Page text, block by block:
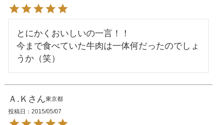
とにかくおいしいの一言！！
今まで食べていた牛肉は一体何だったのでしょ
Ａ.Ｋ
東京都
投稿日
2015/05/07